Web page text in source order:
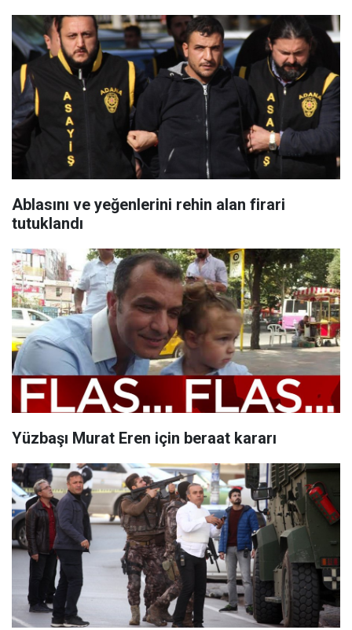
Ablasını ve yeğenlerini rehin alan firari
tutuklandı
Yüzbaşı Murat Eren için beraat kararı